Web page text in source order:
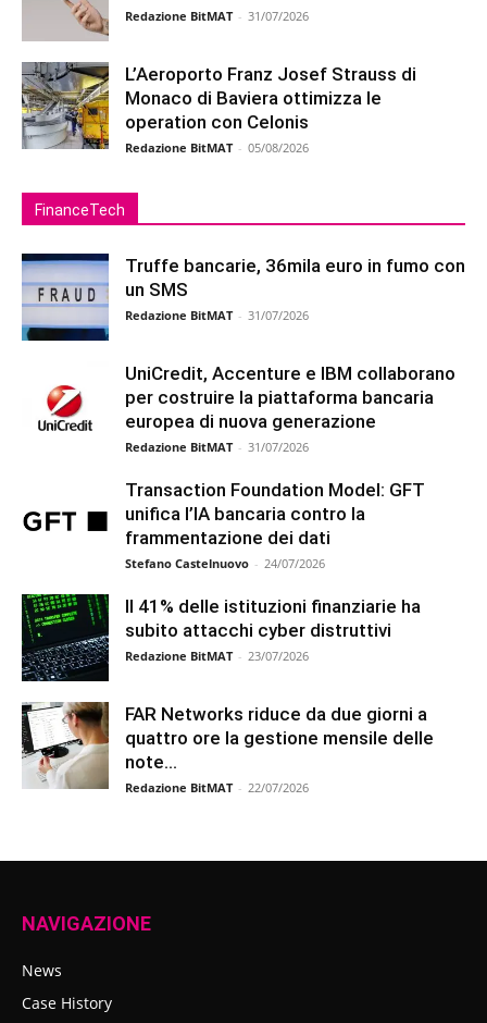
Redazione BitMAT - 31/07/2026
L’Aeroporto Franz Josef Strauss di
Monaco di Baviera ottimizza le
operation con Celonis
Redazione BitMAT - 05/08/2026
FinanceTech
Truffe bancarie, 36mila euro in fumo con
un SMS
Redazione BitMAT - 31/07/2026
UniCredit, Accenture e IBM collaborano
per costruire la piattaforma bancaria
europea di nuova generazione
Redazione BitMAT - 31/07/2026
Transaction Foundation Model: GFT
unifica l’IA bancaria contro la
frammentazione dei dati
Stefano Castelnuovo - 24/07/2026
Il 41% delle istituzioni finanziarie ha
subito attacchi cyber distruttivi
Redazione BitMAT - 23/07/2026
FAR Networks riduce da due giorni a
quattro ore la gestione mensile delle
note...
Redazione BitMAT - 22/07/2026
NAVIGAZIONE
News
Case History